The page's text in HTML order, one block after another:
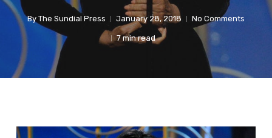
By The Sundial Press January 28, 2018 No Comments
7 min read